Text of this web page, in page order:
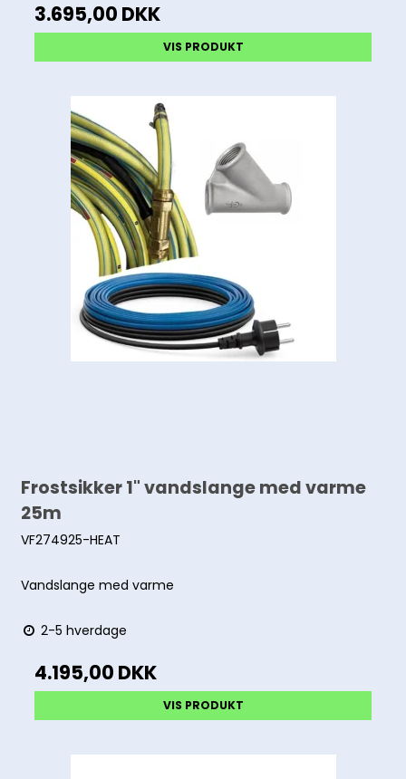
3.695,00 DKK
VIS PRODUKT
Frostsikker 1" vandslange med varme
25m
VF274925-HEAT
Vandslange med varme
2-5 hverdage
4.195,00 DKK
VIS PRODUKT